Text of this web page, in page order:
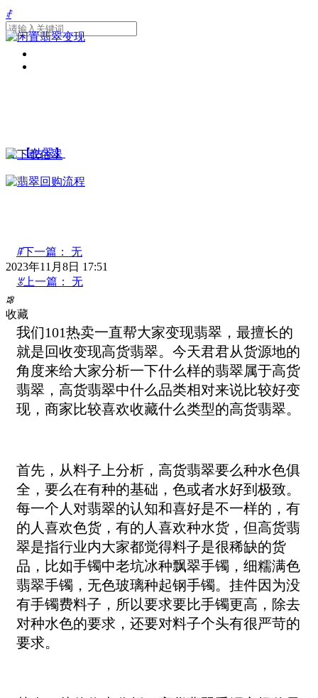
ꄙ
끂 【估翠】
넳
ꁹ下一篇：
无
2023年11月8日 17:51
ꂃ上一篇：
无
ꄀ
收藏
我们101热卖一直帮大家变现翡翠，最擅长的
就是回收变现高货翡翠。今天君君从货源地的
角度来给大家分析一下什么样的翡翠属于高货
翡翠，高货翡翠中什么品类相对来说比较好变
现，商家比较喜欢收藏什么类型的高货翡翠。
首先，从料子上分析，高货翡翠要么种水色俱
全，要么在有种的基础，色或者水好到极致。
每一个人对翡翠的认知和喜好是不一样的，有
的人喜欢色货，有的人喜欢种水货，但高货翡
翠是指行业内大家都觉得料子是很稀缺的货
品，比如手镯中老坑冰种飘翠手镯，细糯满色
翡翠手镯，无色玻璃种起钢手镯。挂件因为没
有手镯费料子，所以要求要比手镯更高，除去
对种水色的要求，还要对料子个头有很严苛的
要求。